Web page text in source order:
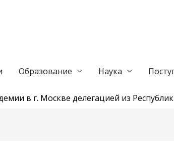
Образование Наука
в г. Москве делегацией из